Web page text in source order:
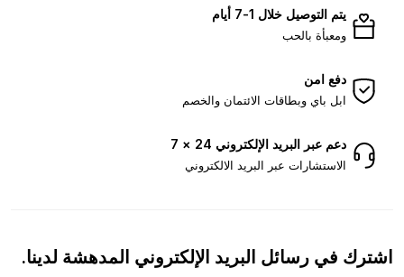
يتم التوصيل خلال 1-7 أيام
ومعبأة بالحب
دفع امن
ابل باي وبطاقات الائتمان والخصم
دعم عبر البريد الإلكتروني 24 × 7
الاستشارات عبر البريد الالكتروني
اشترك في رسائل البريد الإلكتروني المدهشة لدينا.